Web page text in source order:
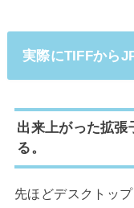
実際にTIFFから
出来上がった拡張
る。
先ほどデスクトッ